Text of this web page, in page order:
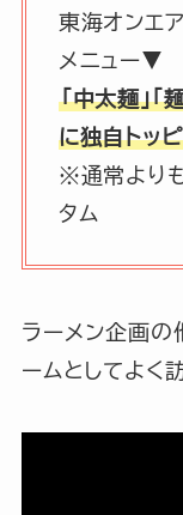
東海オンエ
メニュー▼
「中太麺」「
に独自トッ
※通常より
タム
ラーメン企画の
ームとしてよく